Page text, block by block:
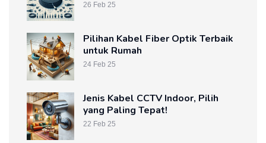
26 Feb 25
Pilihan Kabel Fiber Optik Terbaik
untuk Rumah
24 Feb 25
Jenis Kabel CCTV Indoor, Pilih
yang Paling Tepat!
22 Feb 25